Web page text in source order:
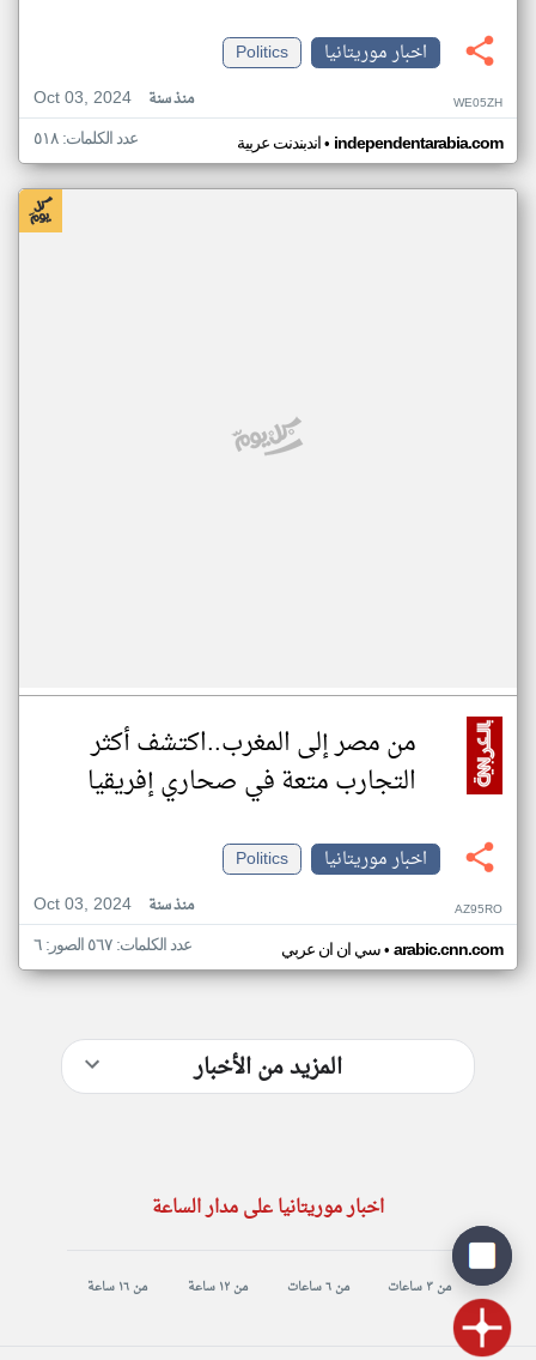
اخبار موريتانيا
Politics
Oct 03, 2024
منذ سنة WE05ZH
اندبندنت عربية• independentarabia.com عدد الكلمات: ٥١٨
من مصر إلى المغرب..اكتشف أكثر
التجارب متعة في صحاري إفريقيا
اخبار موريتانيا
Politics
Oct 03, 2024
منذ سنة AZ95RO
سي ان ان عربي• arabic.cnn.com عدد الكلمات: ٥٦٧ الصور: ٦
المزيد من الأخبار
اخبار موريتانيا على مدار الساعة
من ٣ ساعات من ٦ ساعات من ١٢ ساعة من ١٦ ساعة